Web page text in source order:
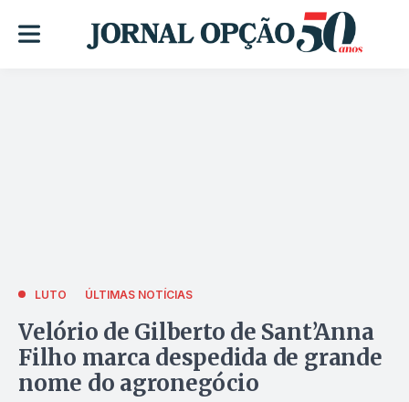
LUTO ÚLTIMAS NOTÍCIAS
Velório de Gilberto de Sant’Anna
Filho marca despedida de grande
nome do agronegócio